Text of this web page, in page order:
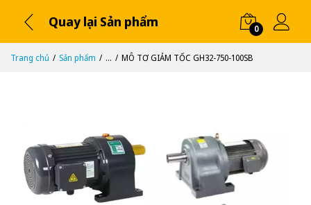
Quay lại Sản phẩm 0
Trang chủ Sản phẩm ... MÔ TƠ GIẢM TỐC GH32-750-100SB